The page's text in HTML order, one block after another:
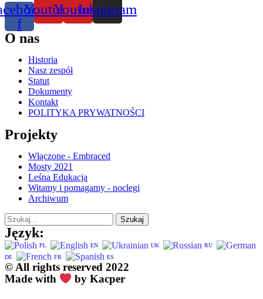
f
YoutubeYoutubeInstagram
O nas
Historia
Nasz zespół
Statut
Dokumenty
Kontakt
POLITYKA PRYWATNOŚCI
Projekty
Włączone - Embraced
Mosty 2021
Leśna Edukacja
Witamy i pomagamy - noclegi
Archiwum
Szukaj
Język:
PL EN UK
RU
DE
FR ES
© All rights reserved 2022
Made with
by Kacper